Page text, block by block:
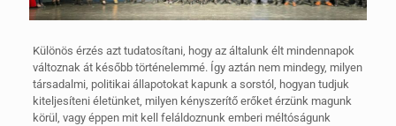
Különös érzés azt tudatosítani, hogy az általunk élt mindennapok
változnak át később történelemmé. Így aztán nem mindegy, milyen
társadalmi, politikai állapotokat kapunk a sorstól, hogyan tudjuk
kiteljesíteni életünket, milyen kényszerítő erőket érzünk magunk
körül, vagy éppen mit kell feláldoznunk emberi méltóságunk